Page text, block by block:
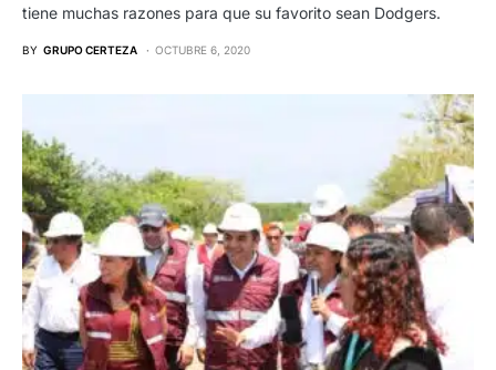
tiene muchas razones para que su favorito sean Dodgers.
BY GRUPO CERTEZA OCTUBRE 6, 2020